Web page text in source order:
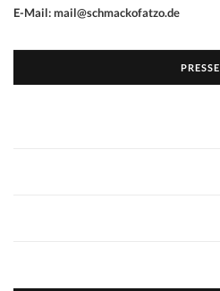
E-Mail: mail@schmackofatzo.de
PRESSE